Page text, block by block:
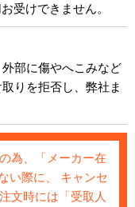
受けできません。
部に傷やへこみなど
りを拒否し、弊社ま
為、「メーカー在
い際に、 キャンセ
文時には「受取人